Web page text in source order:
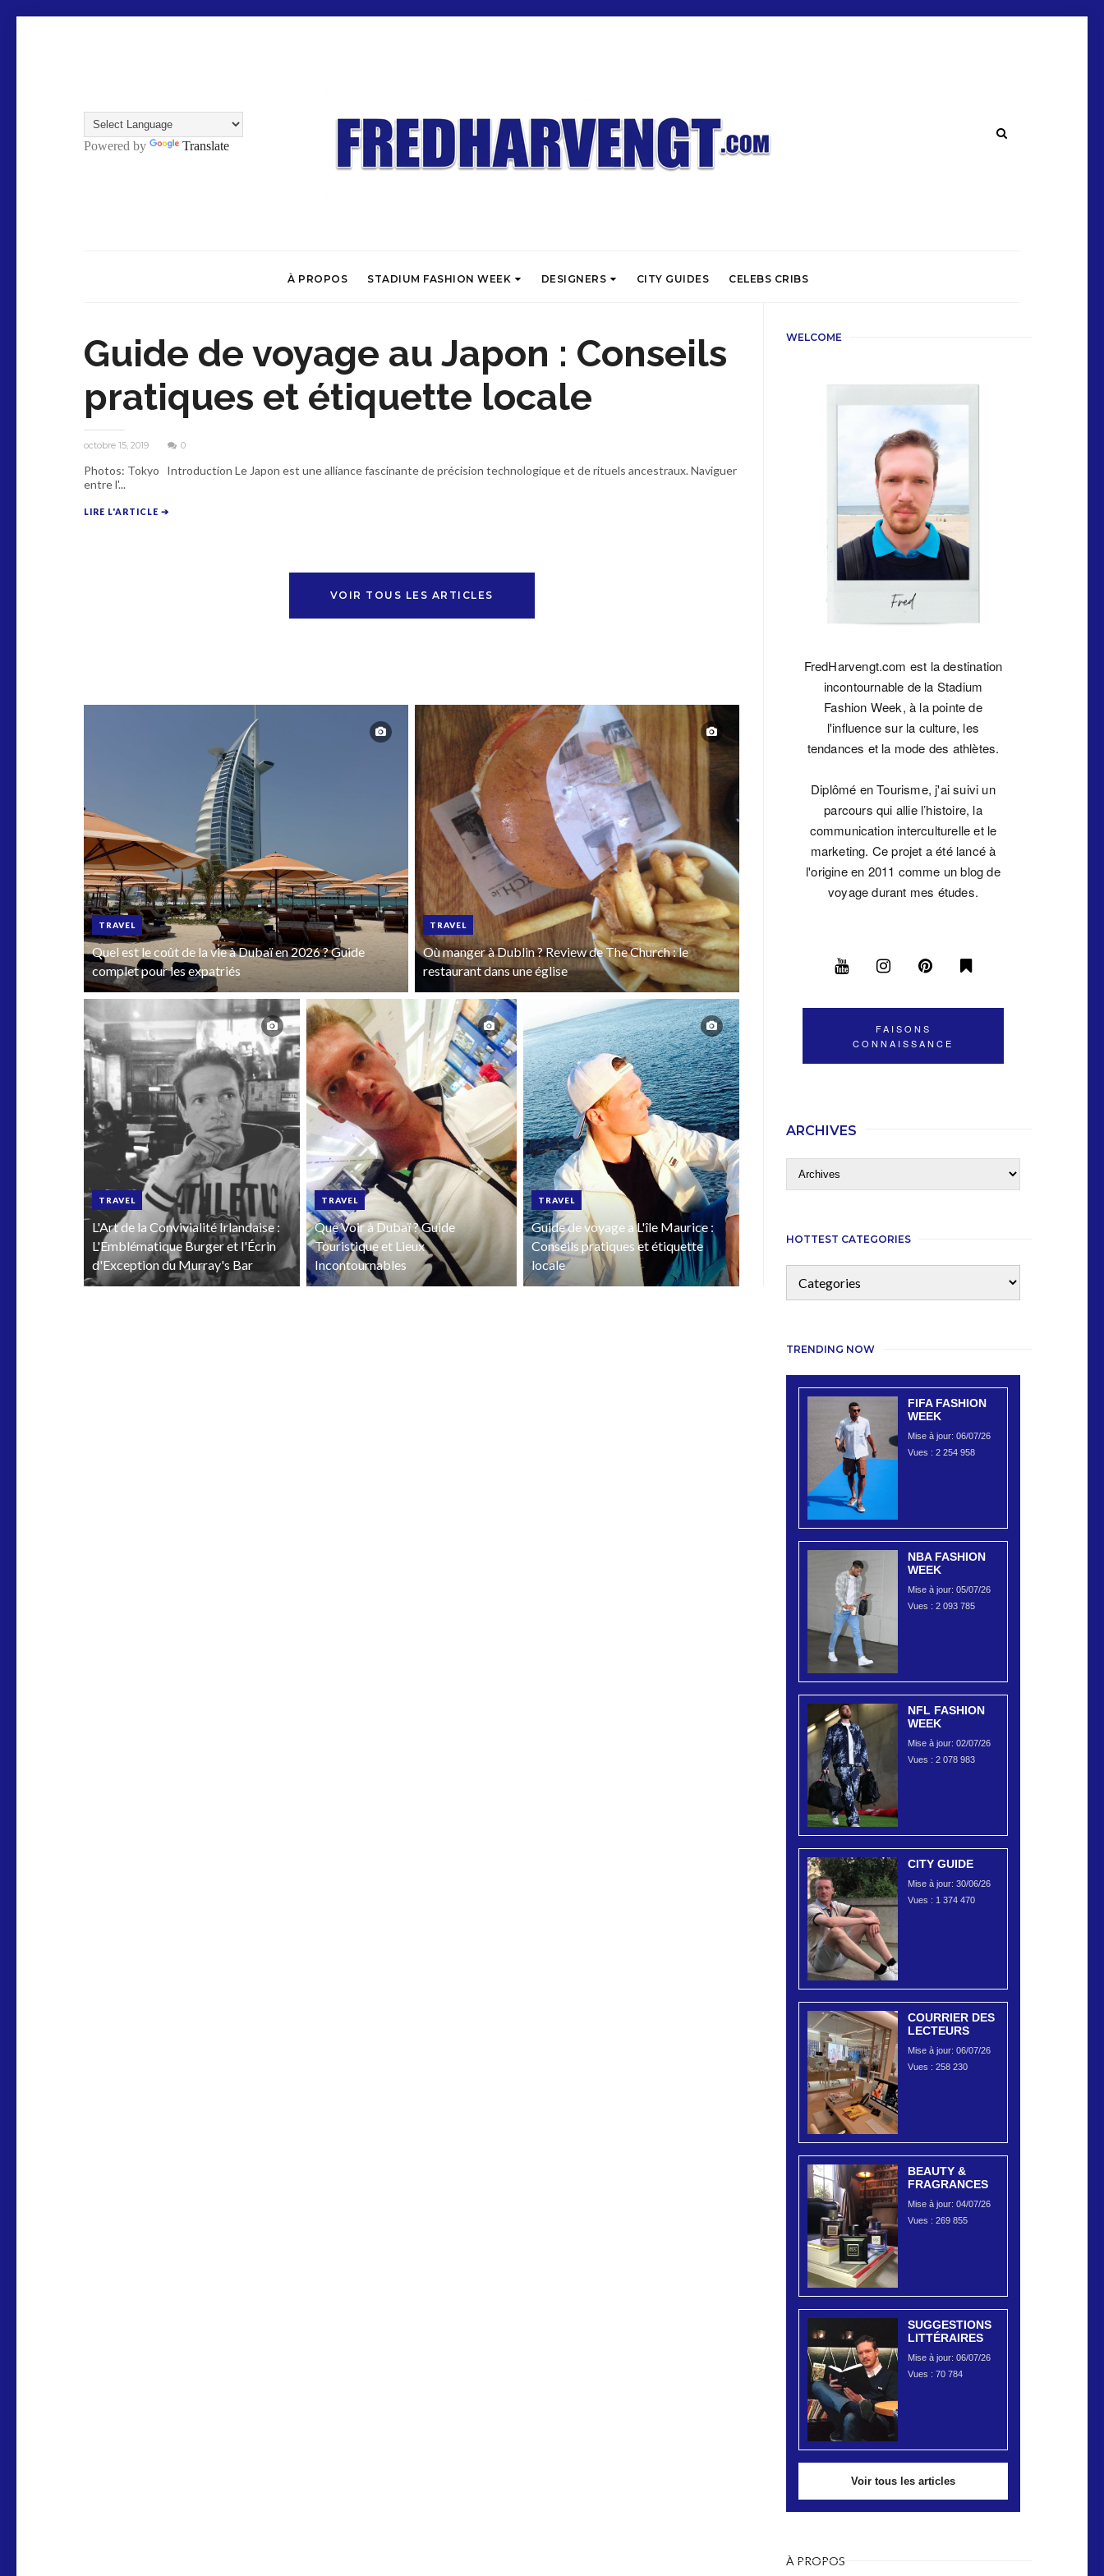
Powered by Translate
À PROPOS STADIUM FASHION WEEK DESIGNERS CITY GUIDES CELEBS CRIBS
Guide de voyage au Japon : Conseils
pratiques et étiquette locale
octobre 15, 2019 0
Photos: Tokyo Introduction Le Japon est une alliance fascinante de précision technologique et de rituels ancestraux. Naviguer
entre l'...
LIRE L'ARTICLE ➔
VOIR TOUS LES ARTICLES
TRAVEL
Quel est le coût de la vie à Dubaï en 2026 ? Guide
complet pour les expatriés
TRAVEL
Où manger à Dublin ? Review de The Church : le
restaurant dans une église
TRAVEL
L'Art de la Convivialité Irlandaise :
L'Emblématique Burger et l'Écrin
d'Exception du Murray's Bar
TRAVEL
Que Voir à Dubaï ? Guide
Touristique et Lieux
Incontournables
TRAVEL
Guide de voyage a L'île Maurice :
Conseils pratiques et étiquette
locale
WELCOME
FredHarvengt.com est la destination
incontournable de la Stadium
Fashion Week, à la pointe de
l'influence sur la culture, les
tendances et la mode des athlètes.
Diplômé en Tourisme, j'ai suivi un
parcours qui allie l’histoire, la
communication interculturelle et le
marketing. Ce projet a été lancé à
l'origine en 2011 comme un blog de
voyage durant mes études.
FAISONS
CONNAISSANCE
ARCHIVES
HOTTEST CATEGORIES
TRENDING NOW
FIFA FASHION
WEEK
Mise à jour: 06/07/26
Vues : 2 254 958
NBA FASHION
WEEK
Mise à jour: 05/07/26
Vues : 2 093 785
NFL FASHION
WEEK
Mise à jour: 02/07/26
Vues : 2 078 983
CITY GUIDE
Mise à jour: 30/06/26
Vues : 1 374 470
COURRIER DES
LECTEURS
Mise à jour: 06/07/26
Vues : 258 230
BEAUTY &
FRAGRANCES
Mise à jour: 04/07/26
Vues : 269 855
SUGGESTIONS
LITTÉRAIRES
Mise à jour: 06/07/26
Vues : 70 784
Voir tous les articles
À PROPOS